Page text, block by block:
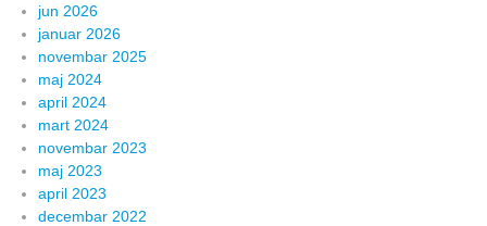
jun 2026
januar 2026
novembar 2025
maj 2024
april 2024
mart 2024
novembar 2023
maj 2023
april 2023
decembar 2022